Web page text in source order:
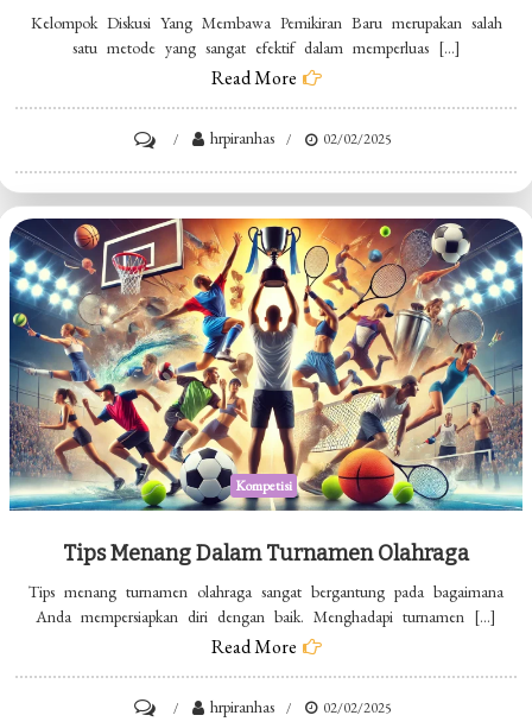
Kelompok Diskusi Yang Membawa Pemikiran Baru merupakan salah
satu metode yang sangat efektif dalam memperluas […]
Read More
Kelompok
Diskusi
Yang
Membawa
Pemikiran
Baru
hrpiranhas 02/02/2025
Kompetisi
Tips Menang Dalam Turnamen Olahraga
Tips menang turnamen olahraga sangat bergantung pada bagaimana
Anda mempersiapkan diri dengan baik. Menghadapi turnamen […]
Read More
hrpiranhas 02/02/2025